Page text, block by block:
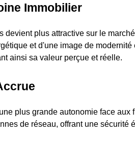
Immobilier
plus attractive sur le
et d'une image de modernité
ainsi sa valeur perçue et réelle.
plus grande autonomie face aux
de réseau, offrant une sécurité